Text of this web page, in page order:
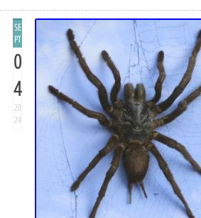
SE
PT
0
4
20
24